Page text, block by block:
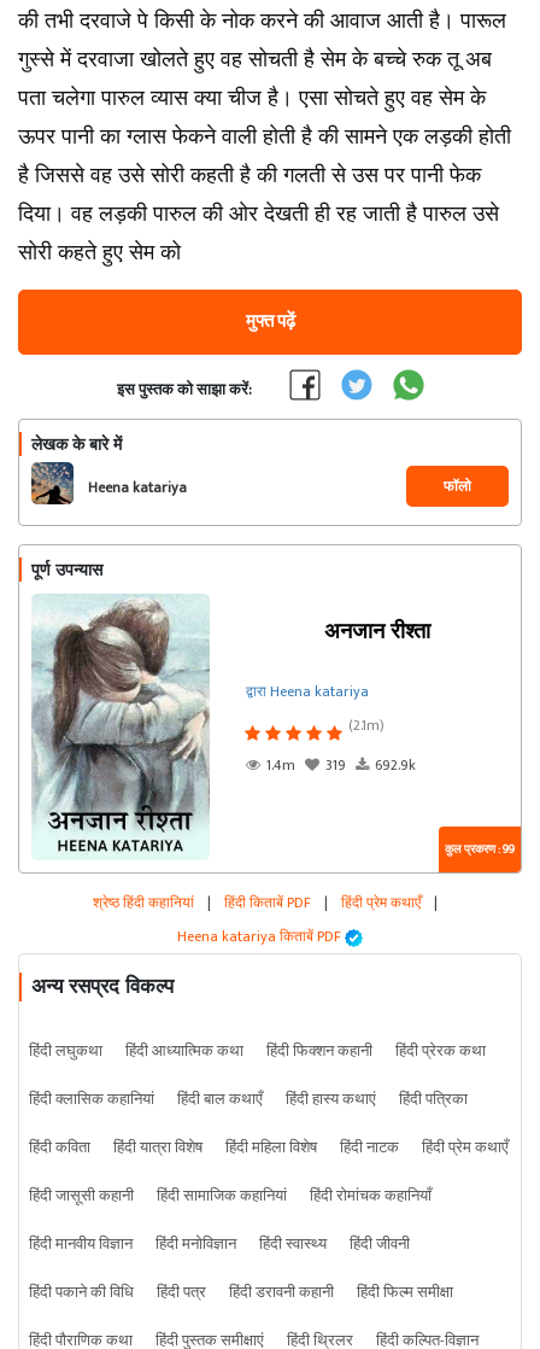
की तभी दरवाजे पे किसी के नोक करने की आवाज आती है। पारूल
गुस्से में दरवाजा खोलते हुए वह सोचती है सेम के बच्चे रुक तू अब
पता चलेगा पारुल व्यास क्या चीज है। एसा सोचते हुए वह सेम के
ऊपर पानी का ग्लास फेकने वाली होती है की सामने एक लड़की होती
है जिससे वह उसे सोरी कहती है की गलती से उस पर पानी फेक
दिया। वह लड़की पारुल की ओर देखती ही रह जाती है पारुल उसे
सोरी कहते हुए सेम को
मुफ्त पढ़ें
इस पुस्तक को साझा करें:
लेखक के बारे में
Heena katariya फॉलो
पूर्ण उपन्यास
अनजान रीश्ता
द्वारा Heena katariya
(2.1m)
1.4m
319 692.9k
कुल प्रकरण : 99
श्रेष्ठ हिंदी कहानियां | हिंदी किताबें PDF | हिंदी प्रेम कथाएँ |
Heena katariya किताबें PDF
अन्य रसप्रद विकल्प
हिंदी लघुकथा हिंदी आध्यात्मिक कथा हिंदी फिक्शन कहानी
हिंदी प्रेरक कथा
हिंदी क्लासिक कहानियां
हिंदी बाल कथाएँ हिंदी हास्य कथाएं
हिंदी पत्रिका
हिंदी कविता
हिंदी यात्रा विशेष हिंदी महिला विशेष हिंदी नाटक
हिंदी प्रेम कथाएँ
हिंदी जासूसी कहानी
हिंदी सामाजिक कहानियां
हिंदी रोमांचक कहानियाँ
हिंदी मानवीय विज्ञान
हिंदी मनोविज्ञान हिंदी स्वास्थ्य
हिंदी जीवनी
हिंदी पकाने की विधि
हिंदी पत्र हिंदी डरावनी कहानी
हिंदी फिल्म समीक्षा
हिंदी पौराणिक कथा
हिंदी पुस्तक समीक्षाएं हिंदी थ्रिलर हिंदी कल्पित-विज्ञान